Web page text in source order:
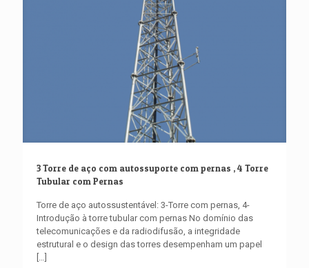
3 Torre de aço com autossuporte com pernas , 4 Torre
Tubular com Pernas
Torre de aço autossustentável: 3-Torre com pernas, 4-
Introdução à torre tubular com pernas No domínio das
telecomunicações e da radiodifusão, a integridade
estrutural e o design das torres desempenham um papel
[…]